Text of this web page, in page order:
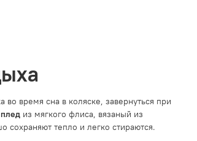
время сна в коляске, завернуться при
из мягкого флиса, вязаный из
тепло и легко стираются.